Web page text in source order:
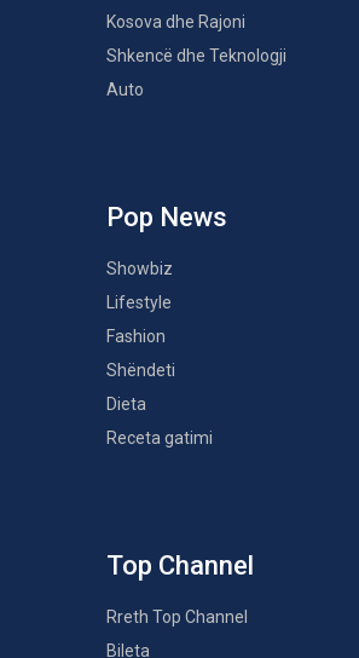
Kosova dhe Rajoni
Shkencë dhe Teknologji
Auto
Pop News
Showbiz
Lifestyle
Fashion
Shëndeti
Dieta
Receta gatimi
Top Channel
Rreth Top Channel
Bileta